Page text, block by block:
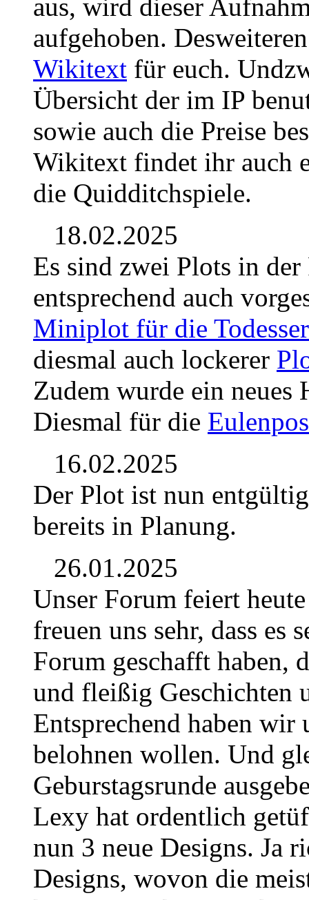
aus, wird dieser
aufgehoben.
Wikitext für euch.
Übersicht der im IP
sowie auch die Preise
Wikitext findet ihr auch
die Quidditchspiele.
18.02.2025
Es sind zwei Plots in
entsprechend auch
Miniplot für die Todesser
diesmal auch lockerer
Zudem wurde ein
Diesmal für die
16.02.2025
Der Plot ist nun
bereits in Planung.
26.01.2025
Unser Forum feiert
freuen uns sehr, dass es
Forum geschafft haben,
und fleißig Geschichten
Entsprechend haben wir
belohnen wollen. Und
Geburstagsrunde
Lexy hat ordentlich
nun 3 neue Designs. Ja
Designs, wovon die